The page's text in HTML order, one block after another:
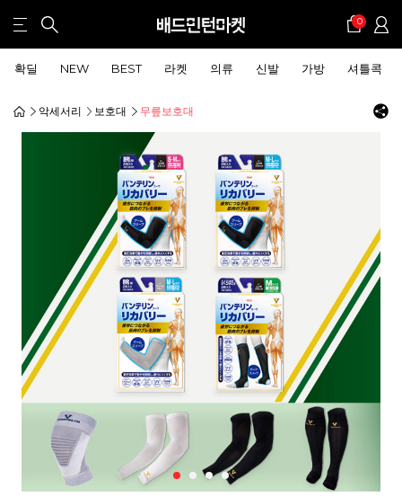
0
확딜 NEW BEST 라켓 의류 신발 가방 셔틀콕
악세서리 보호대 무릎보호대